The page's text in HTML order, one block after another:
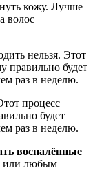
кожу. Лучше
волос
нельзя. Этот
правильно будет
раз в неделю.
процесс
будет
раз в неделю.
воспалённые
или любым